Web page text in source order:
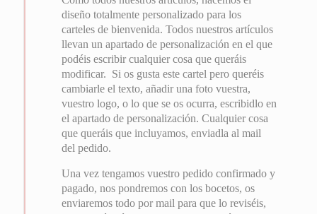
diseño totalmente personalizado para los
carteles de bienvenida. Todos nuestros artículos
llevan un apartado de personalización en el que
podéis escribir cualquier cosa que queráis
modificar. Si os gusta este cartel pero queréis
cambiarle el texto, añadir una foto vuestra,
vuestro logo, o lo que se os ocurra, escribidlo en
el apartado de personalización. Cualquier cosa
que queráis que incluyamos, enviadla al mail
del pedido.
Una vez tengamos vuestro pedido confirmado y
pagado, nos pondremos con los bocetos, os
enviaremos todo por mail para que lo reviséis,